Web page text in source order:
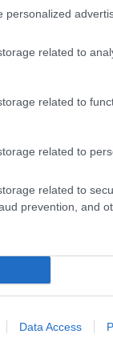
related to
related to
related to
related to
prevention, and
Data Access
από ένα παιδί,
να ενώσει
διάδρομο με 7
είναι ένα δέντρο,